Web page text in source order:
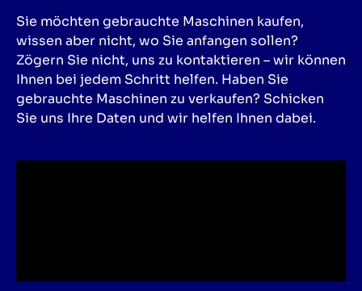
Sie möchten gebrauchte Maschinen kaufen,
wissen aber nicht, wo Sie anfangen sollen?
Zögern Sie nicht, uns zu kontaktieren – wir können
Ihnen bei jedem Schritt helfen. Haben Sie
gebrauchte Maschinen zu verkaufen? Schicken
Sie uns Ihre Daten und wir helfen Ihnen dabei.